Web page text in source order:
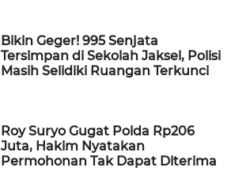
Bikin Geger! 995 Senjata
Tersimpan di Sekolah Jaksel, Polisi
Masih Selidiki Ruangan Terkunci
Roy Suryo Gugat Polda Rp206
Juta, Hakim Nyatakan
Permohonan Tak Dapat Diterima